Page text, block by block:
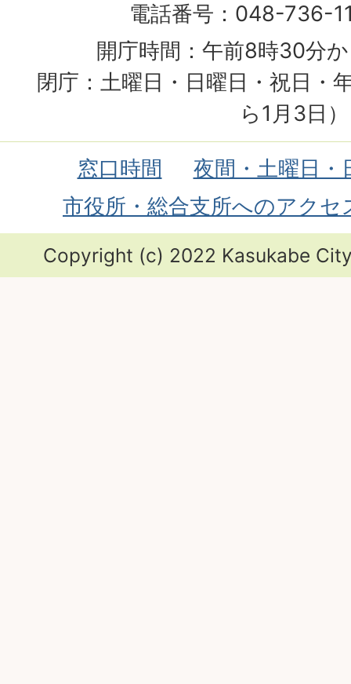
電話番号：048-736-
開庁時間：午前8時30分
閉庁：土曜日・日曜日・祝日・
ら1月3日）
窓口時間
夜間・土曜日・
市役所・総合支所へのアクセ
Copyright (c) 2022 Kasukabe